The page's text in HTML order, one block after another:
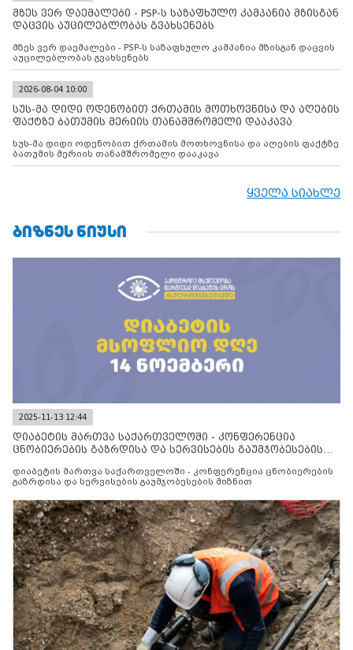
მზეს ვერ დაემალები - PSP-ს საზაფხულო კამპანია მზისგან
დაცვის აუცილებლობას გვახსენებს
მზეს ვერ დაემალები - PSP-ს საზაფხულო კამპანია მზისგან დაცვის
აუცილებლობას გვახსენებს
2026-08-04 10:00
სუს-მა დიდი ოდენობით ქრთამის მოთხოვნისა და აღების
ფაქტზე ბათუმის მერიის თანამშრომელი დააკავა
სუს-მა დიდი ოდენობით ქრთამის მოთხოვნისა და აღების ფაქტზე
ბათუმის მერიის თანამშრომელი დააკავა
ყველა სიახლე
ᲑᲘᲖᲜᲔᲡ ᲜᲘᲣᲡᲘ
2025-11-13 12:44
დიაბეტის მართვა საქართველოში - კონფერენცია
ცნობიერების გაზრდისა და სერვისების გაუმჯობესების
დიაბეტის მართვა საქართველოში - კონფერენცია ცნობიერების
გაზრდისა და სერვისების გაუმჯობესების მიზნით